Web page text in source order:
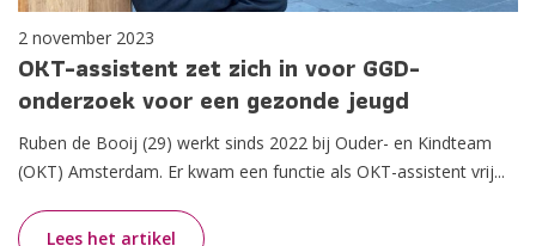
2 november 2023
OKT-assistent zet zich in voor GGD-
onderzoek voor een gezonde jeugd
Ruben de Booij (29) werkt sinds 2022 bij Ouder- en Kindteam
(OKT) Amsterdam. Er kwam een functie als OKT-assistent vrij...
Lees het artikel